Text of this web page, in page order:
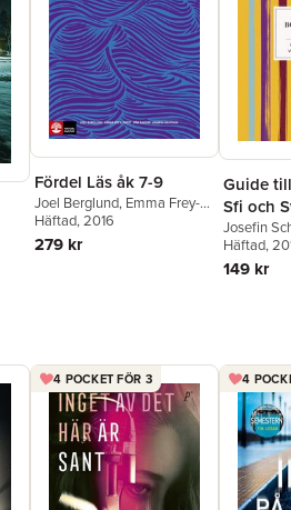
Fördel Läs åk 7-9
Joel Berglund, Emma Frey-
Skøtt,Pär Sahlin
Schygge
Häftad, 2016
279 kr
Guide
Sfi och
med
verktyg
Josefin
Dahlström
Häftad,
149 kr
4 POCKET FÖR 3 4